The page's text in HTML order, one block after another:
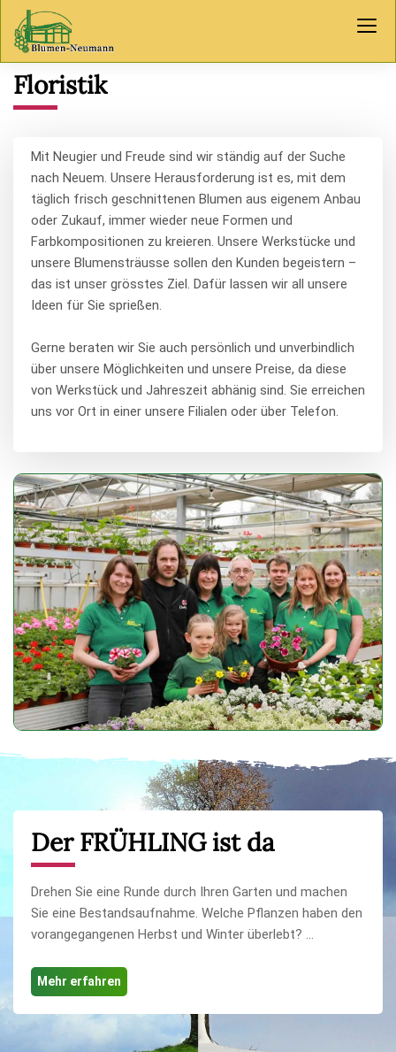
Floristik
Mit Neugier und Freude sind wir ständig auf der Suche
nach Neuem. Unsere Herausforderung ist es, mit dem
täglich frisch geschnittenen Blumen aus eigenem Anbau
oder Zukauf, immer wieder neue Formen und
Farbkompositionen zu kreieren. Unsere Werkstücke und
unsere Blumensträusse sollen den Kunden begeistern –
das ist unser grösstes Ziel. Dafür lassen wir all unsere
Ideen für Sie sprießen.
Gerne beraten wir Sie auch persönlich und unverbindlich
über unsere Möglichkeiten und unsere Preise, da diese
von Werkstück und Jahreszeit abhänig sind. Sie erreichen
uns vor Ort in einer unsere Filialen oder über Telefon.
Der FRÜHLING ist da
Drehen Sie eine Runde durch Ihren Garten und machen
Sie eine Bestandsaufnahme. Welche Pflanzen haben den
vorangegangenen Herbst und Winter überlebt? ...
Mehr erfahren